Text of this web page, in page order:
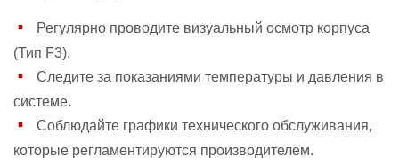
Регулярно проводите визуальный осмотр корпуса
(Тип F3).
Следите за показаниями температуры и давления в
системе.
Соблюдайте графики технического обслуживания,
которые регламентируются производителем.